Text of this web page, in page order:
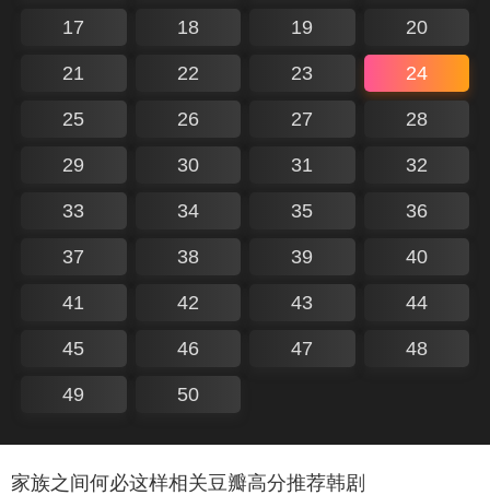
17 18 19 20
21 22 23 24
25 26 27 28
29 30 31 32
33 34 35 36
37 38 39 40
41 42 43 44
45 46 47 48
49 50
家族之间何必这样相关豆瓣高分推荐韩剧